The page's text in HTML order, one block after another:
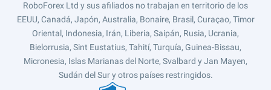
RoboForex Ltd y sus afiliados no trabajan en territorio de los
EEUU, Canadá, Japón, Australia, Bonaire, Brasil, Curaçao, Timor
Oriental, Indonesia, Irán, Liberia, Saipán, Rusia, Ucrania,
Bielorrusia, Sint Eustatius, Tahití, Turquía, Guinea-Bissau,
Micronesia, Islas Marianas del Norte, Svalbard y Jan Mayen,
Sudán del Sur y otros países restringidos.